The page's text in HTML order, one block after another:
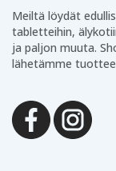
Meiltä löydät
tabletteihin,
ja paljon muuta.
lähetämme